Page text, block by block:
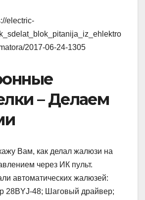
electric-
2017-06-24-1305
– Делаем
Вам, как делал жалюзи на
через ИК пульт.
автоматических жалюзей:
28BYJ-48; Шаговый драйвер;